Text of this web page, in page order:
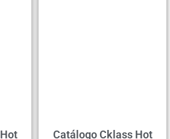
Catálogo Cklass Hot